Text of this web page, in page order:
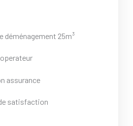
déménagement 25m³
assurance
satisfaction